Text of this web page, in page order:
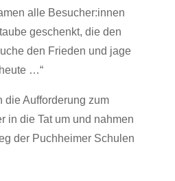
alle Besucher:innen
geschenkt, die den
den Frieden und jage
…“
die Aufforderung zum
in die Tat um und nahmen
der Puchheimer Schulen